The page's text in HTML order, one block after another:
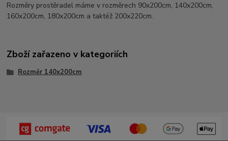
Rozměry prostěradel máme v rozměrech 90x200cm, 140x200cm,
160x200cm, 180x200cm a taktéž 200x220cm.
Zboží zařazeno v kategoriích
Rozměr 140x200cm